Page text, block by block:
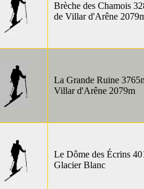
Brèche des Chamois
de Villar d'Arêne
La Grande Ruine
Villar d'Arêne 2079m
Le Dôme des Écrins
Glacier Blanc